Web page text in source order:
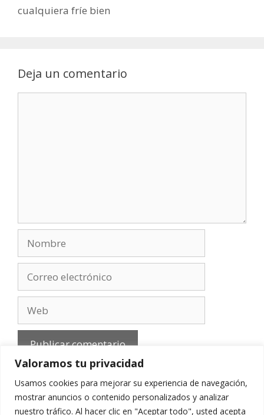
Valoramos tu privacidad
Usamos cookies para mejorar su experiencia de navegación,
mostrar anuncios o contenido personalizados y analizar
nuestro tráfico. Al hacer clic en "Aceptar todo", usted acepta
cualquiera fríe bien
Deja un comentario
electrónico